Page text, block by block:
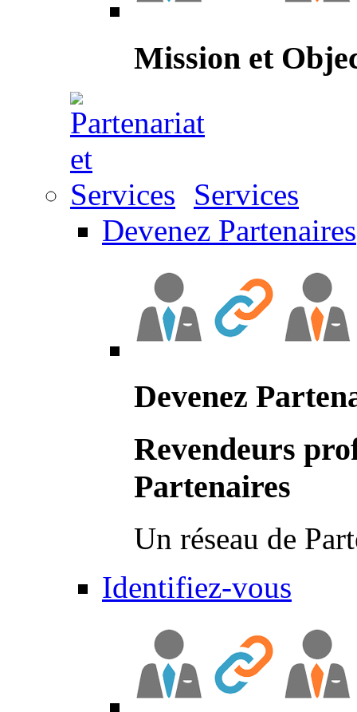
Mission et
Services
Devenez Partenaires
Devenez
Revendeurs
Partenaires
Un réseau de
Identifiez-vous